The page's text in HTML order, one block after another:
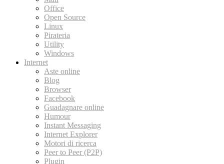
Office
Open Source
Linux
Pirateria
Utility
Windows
Internet
Aste online
Blog
Browser
Facebook
Guadagnare online
Humour
Instant Messaging
Internet Explorer
Motori di ricerca
Peer to Peer (P2P)
Plugin